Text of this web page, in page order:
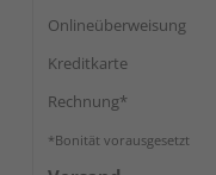
Onlineüberweisung
Kreditkarte
Rechnung*
*Bonität vorausgesetzt